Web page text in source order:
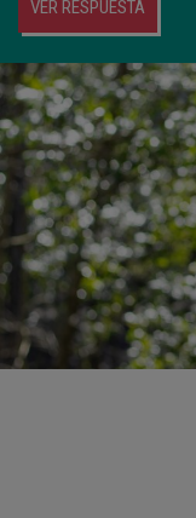
VER RESPUESTA